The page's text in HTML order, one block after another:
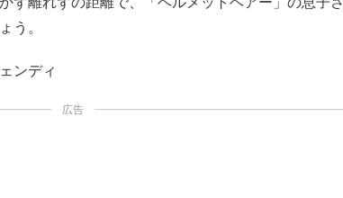
う。
ンディ
広告